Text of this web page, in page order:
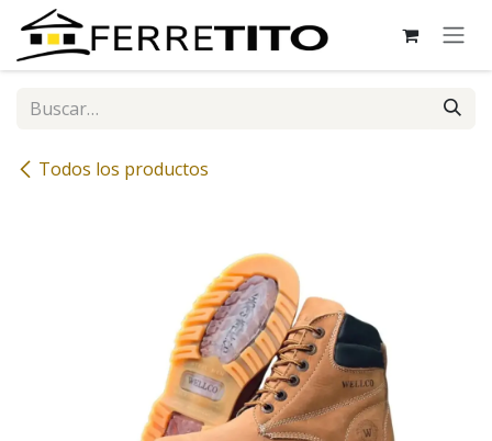
Ir al contenido
Todos los productos